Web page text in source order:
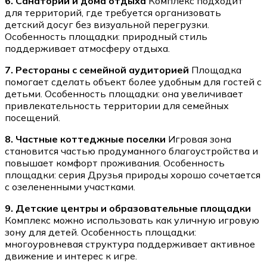
для территорий, где требуется организовать
детский досуг без визуальной перегрузки.
Особенность площадки: природный стиль
поддерживает атмосферу отдыха.
7. Рестораны с семейной аудиторией Площадка
помогает сделать объект более удобным для гостей с
детьми. Особенность площадки: она увеличивает
привлекательность территории для семейных
посещений.
8. Частные коттеджные поселки Игровая зона
становится частью продуманного благоустройства и
повышает комфорт проживания. Особенность
площадки: серия Друзья природы хорошо сочетается
с озелененными участками.
9. Детские центры и образовательные площадки
Комплекс можно использовать как уличную игровую
зону для детей. Особенность площадки:
многоуровневая структура поддерживает активное
движение и интерес к игре.